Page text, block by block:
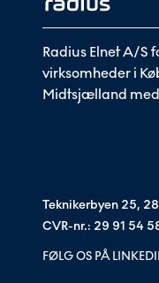
Radius Elnet A/S
virksomheder i
Midtsjælland
Teknikerbyen 25,
CVR-nr.: 29 91 54
FØLG OS PÅ